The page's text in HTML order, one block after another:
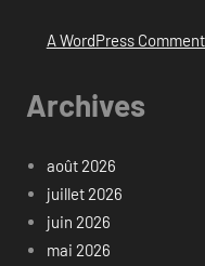
A WordPress
Archives
août 2026
juillet 2026
juin 2026
mai 2026